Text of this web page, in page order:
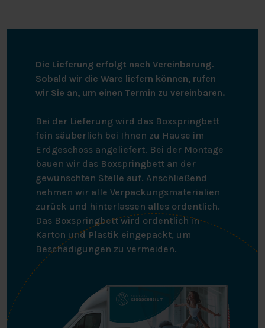
schwereren Körperteile befinden. Weil sie weicher sind,
sinken die Komfortzonen weiter ein. Dadurch liegen Sie
stabiler und Ihre Wirbelsäule bleibt gerade. Die
bequemen Schlaf. Außerdem beugt sie körperlichen
Beschwerden vor, die durch eine falsche Liegeposition
entstehen. Bei dieser Matratze können Sie zwischen
den Härtegraden mittel (bis 85 kg) und fest (ab 85 kg)
wählen.
Bezugsschicht
Diese Matratze verfügt über eine Deckschicht aus
hochwertigem Gelschaum, die auf beiden Seiten der
Matratze 40 mm dick ist. Gelschaum hat eine offene
Zellstruktur, die für eine optimale Belüftung sorgt. Der
Gelschaum ist etwas weicher, so dass er sich optimal an
Ihren Körper anschmiegt.
Die Lieferung erfolgt nach Vereinbarung.
Sobald wir die Ware liefern können, rufen
wir Sie an, um einen Termin zu vereinbaren.
Bei der Lieferung wird das Boxspringbett
fein säuberlich bei Ihnen zu Hause im
Erdgeschoss angeliefert. Bei der Montage
bauen wir das Boxspringbett an der
gewünschten Stelle auf. Anschließend
nehmen wir alle Verpackungsmaterialien
zurück und hinterlassen alles ordentlich.
Das Boxspringbett wird ordentlich in
Karton und Plastik eingepackt, um
Beschädigungen zu vermeiden.